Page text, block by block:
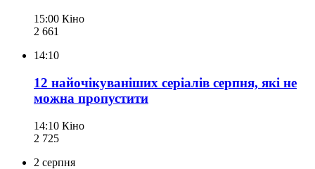
15:00 Кіно
2 661
14:10
12 найочікуваніших серіалів серпня, які не
можна пропустити
14:10 Кіно
2 725
2 серпня